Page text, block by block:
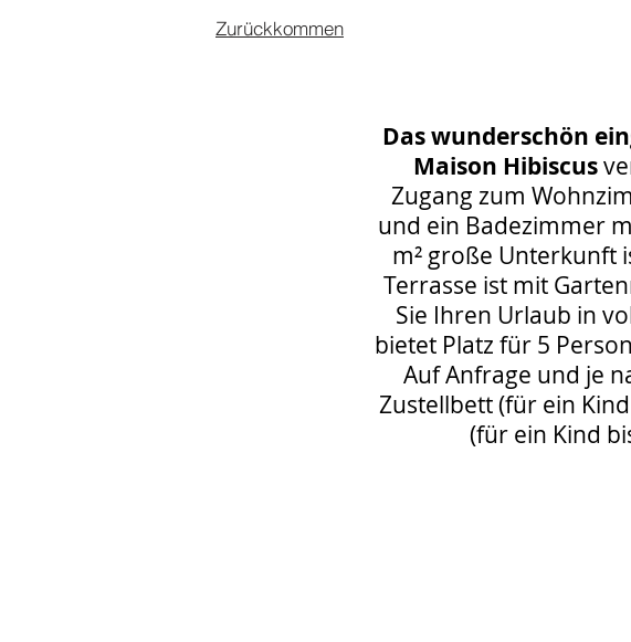
Zurückkommen
Das wunderschön
Maison Hibiscus
Zugang zum
und ein Badezimmer
m² große Unterkunft
Terrasse ist mit
Sie Ihren Urlaub in
bietet Platz für 5
Auf Anfrage und je
Zustellbett (für ein
(für ein Kind